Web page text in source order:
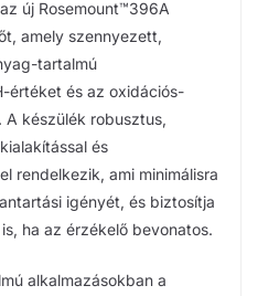
új Rosemount™396A
amely szennyezett,
tartalmú
értéket és az oxidációs-
A készülék robusztus,
és
rendelkezik, ami minimálisra
igényét, és biztosítja
ha az érzékelő bevonatos.
alkalmazásokban a